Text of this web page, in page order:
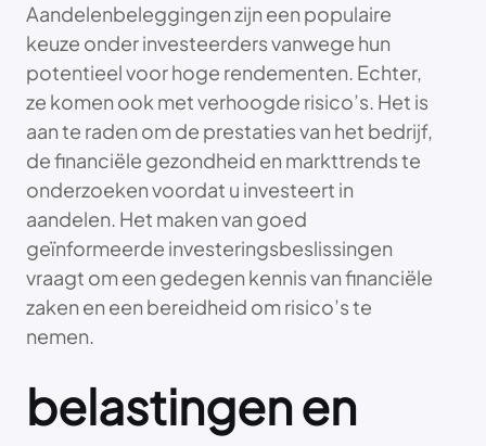
Aandelenbeleggingen zijn een populaire
keuze onder investeerders vanwege hun
potentieel voor hoge rendementen. Echter,
ze komen ook met verhoogde risico’s. Het is
aan te raden om de prestaties van het bedrijf,
de financiële gezondheid en markttrends te
onderzoeken voordat u investeert in
aandelen. Het maken van goed
geïnformeerde investeringsbeslissingen
vraagt om een gedegen kennis van financiële
zaken en een bereidheid om risico’s te
nemen.
belastingen en